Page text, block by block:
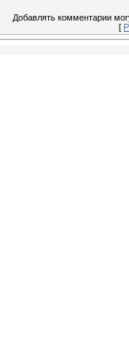
Добавлять комментарии
[